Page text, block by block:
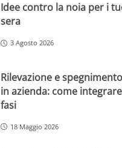
Idee contro la noia per i
sera
3 Agosto 2026
Rilevazione e
in azienda: come
fasi
18 Maggio 2026